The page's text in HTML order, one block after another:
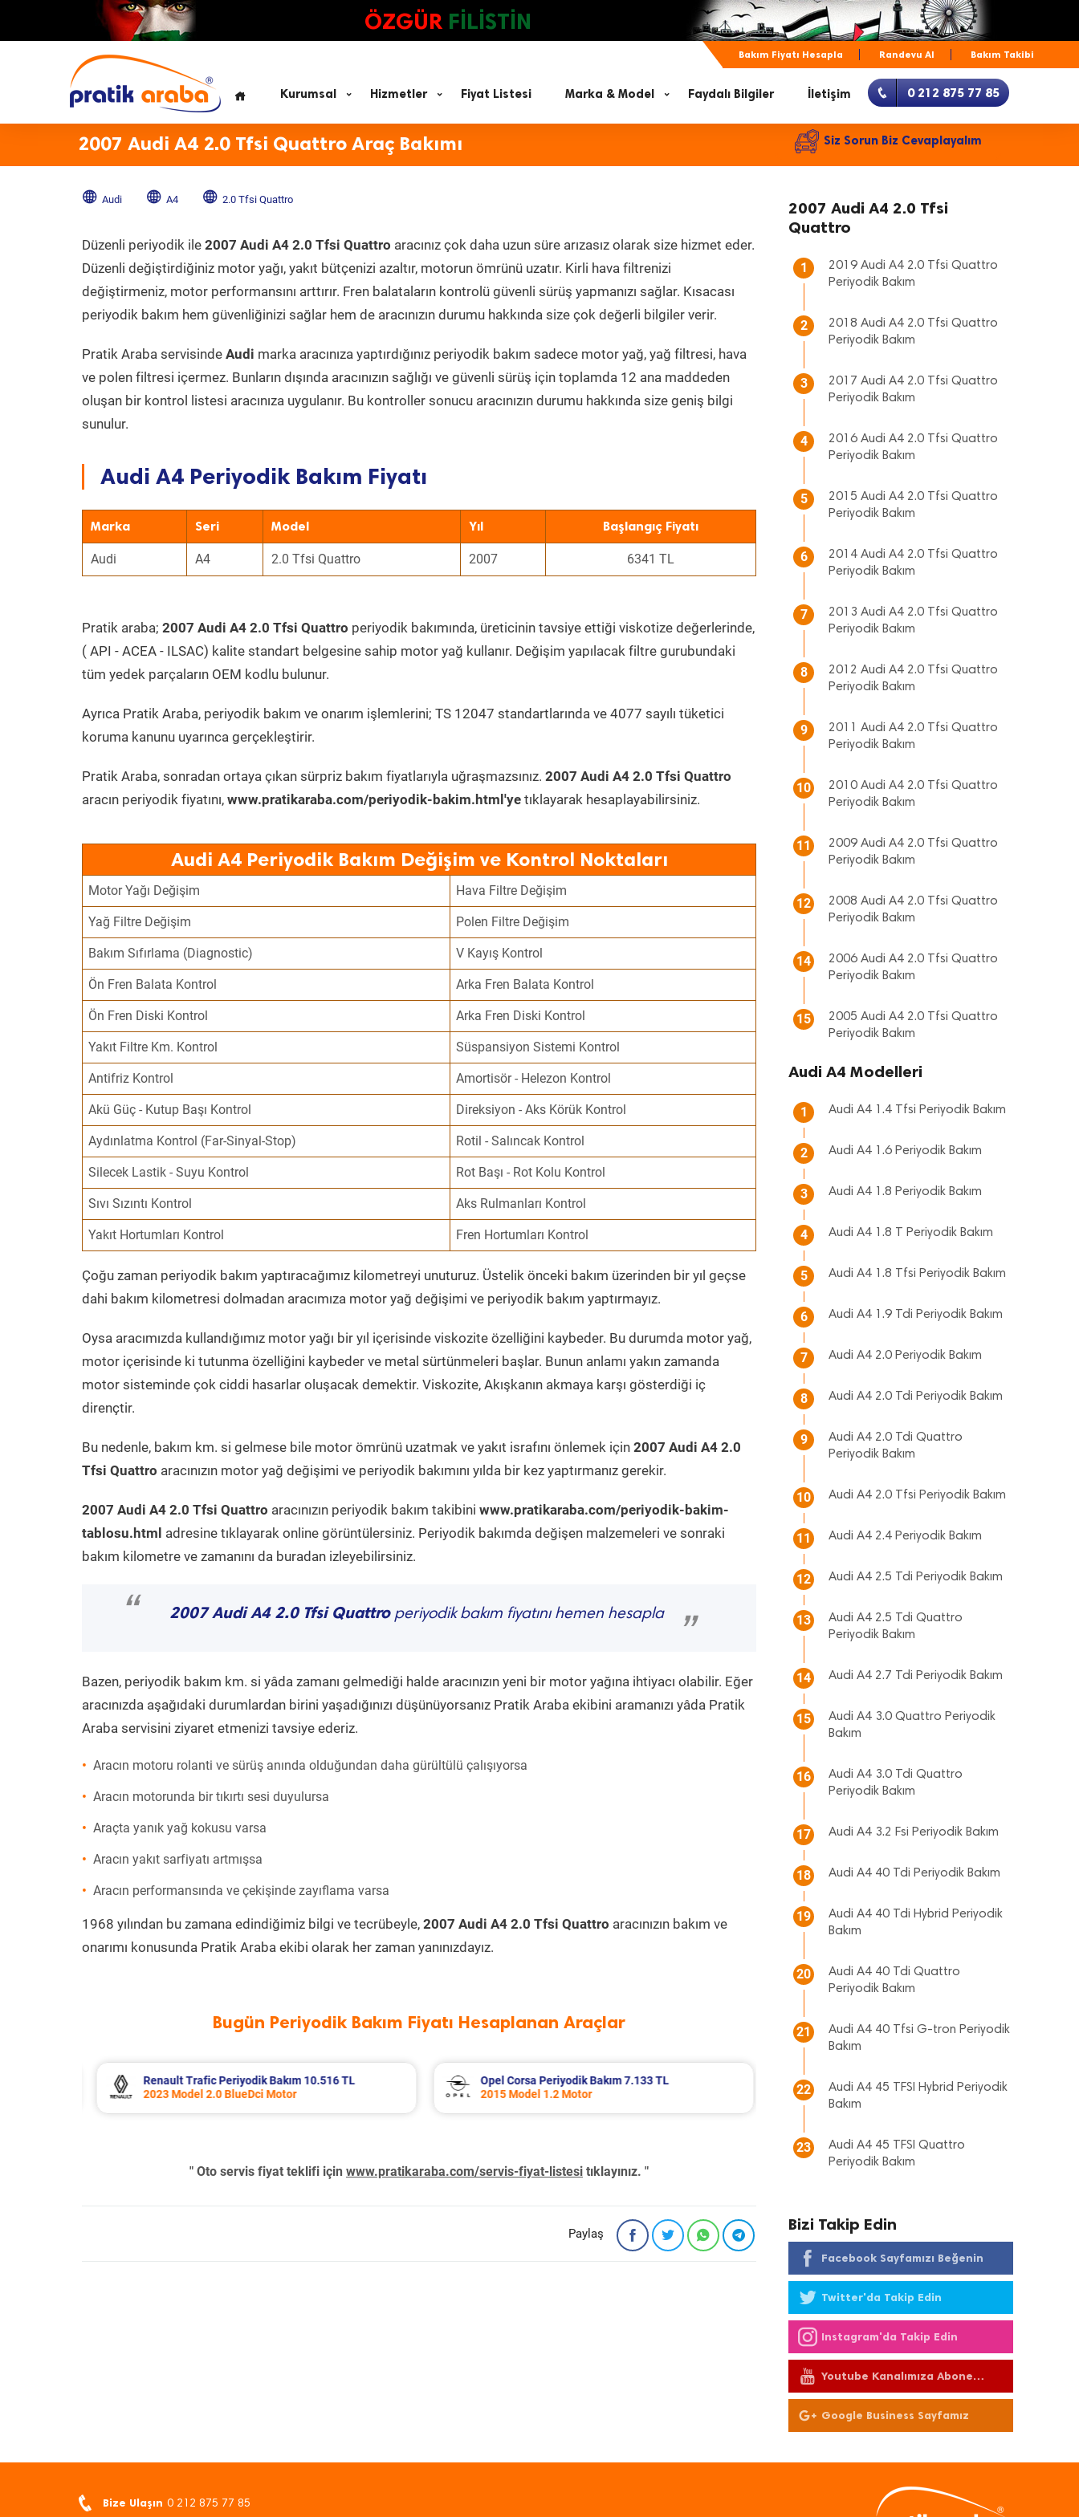
ÖZGÜR FİLİSTİN
Bakım Fiyatı Hesapla Randevu Al Bakım Takibi
Kurumsal Hizmetler Fiyat Listesi Marka & Model Faydalı Bilgiler İletişim 0 212 875 77 85
2007 Audi A4 2.0 Tfsi Quattro Araç Bakımı Siz Sorun Biz Cevaplayalım
Audi A4 2.0 Tfsi Quattro
Düzenli periyodik ile 2007 Audi A4 2.0 Tfsi Quattro aracınız çok daha uzun süre arızasız olarak size hizmet eder.
Düzenli değiştirdiğiniz motor yağı, yakıt bütçenizi azaltır, motorun ömrünü uzatır. Kirli hava filtrenizi
değiştirmeniz, motor performansını arttırır. Fren balataların kontrolü güvenli sürüş yapmanızı sağlar. Kısacası
periyodik bakım hem güvenliğinizi sağlar hem de aracınızın durumu hakkında size çok değerli bilgiler verir.
Pratik Araba servisinde Audi marka aracınıza yaptırdığınız periyodik bakım sadece motor yağ, yağ filtresi, hava
ve polen filtresi içermez. Bunların dışında aracınızın sağlığı ve güvenli sürüş için toplamda 12 ana maddeden
oluşan bir kontrol listesi aracınıza uygulanır. Bu kontroller sonucu aracınızın durumu hakkında size geniş bilgi
sunulur.
Audi A4 Periyodik Bakım Fiyatı
Marka Seri Model Yıl Başlangıç Fiyatı
Audi A4 2.0 Tfsi Quattro 2007 6341 TL
Pratik araba; 2007 Audi A4 2.0 Tfsi Quattro periyodik bakımında, üreticinin tavsiye ettiği viskotize değerlerinde,
( API - ACEA - ILSAC) kalite standart belgesine sahip motor yağ kullanır. Değişim yapılacak filtre gurubundaki
tüm yedek parçaların OEM kodlu bulunur.
Ayrıca Pratik Araba, periyodik bakım ve onarım işlemlerini; TS 12047 standartlarında ve 4077 sayılı tüketici
koruma kanunu uyarınca gerçekleştirir.
Pratik Araba, sonradan ortaya çıkan sürpriz bakım fiyatlarıyla uğraşmazsınız. 2007 Audi A4 2.0 Tfsi Quattro
aracın periyodik fiyatını, www.pratikaraba.com/periyodik-bakim.html'ye tıklayarak hesaplayabilirsiniz.
Audi A4 Periyodik Bakım Değişim ve Kontrol Noktaları
Motor Yağı Değişim Hava Filtre Değişim
Yağ Filtre Değişim Polen Filtre Değişim
Bakım Sıfırlama (Diagnostic) V Kayış Kontrol
Ön Fren Balata Kontrol Arka Fren Balata Kontrol
Ön Fren Diski Kontrol Arka Fren Diski Kontrol
Yakıt Filtre Km. Kontrol Süspansiyon Sistemi Kontrol
Antifriz Kontrol Amortisör - Helezon Kontrol
Akü Güç - Kutup Başı Kontrol Direksiyon - Aks Körük Kontrol
Aydınlatma Kontrol (Far-Sinyal-Stop) Rotil - Salıncak Kontrol
Silecek Lastik - Suyu Kontrol Rot Başı - Rot Kolu Kontrol
Sıvı Sızıntı Kontrol Aks Rulmanları Kontrol
Yakıt Hortumları Kontrol Fren Hortumları Kontrol
Çoğu zaman periyodik bakım yaptıracağımız kilometreyi unuturuz. Üstelik önceki bakım üzerinden bir yıl geçse
dahi bakım kilometresi dolmadan aracımıza motor yağ değişimi ve periyodik bakım yaptırmayız.
Oysa aracımızda kullandığımız motor yağı bir yıl içerisinde viskozite özelliğini kaybeder. Bu durumda motor yağ,
motor içerisinde ki tutunma özelliğini kaybeder ve metal sürtünmeleri başlar. Bunun anlamı yakın zamanda
motor sisteminde çok ciddi hasarlar oluşacak demektir. Viskozite, Akışkanın akmaya karşı gösterdiği iç
dirençtir.
Bu nedenle, bakım km. si gelmese bile motor ömrünü uzatmak ve yakıt israfını önlemek için 2007 Audi A4 2.0
Tfsi Quattro aracınızın motor yağ değişimi ve periyodik bakımını yılda bir kez yaptırmanız gerekir.
2007 Audi A4 2.0 Tfsi Quattro aracınızın periyodik bakım takibini www.pratikaraba.com/periyodik-bakim-
tablosu.html adresine tıklayarak online görüntülersiniz. Periyodik bakımda değişen malzemeleri ve sonraki
bakım kilometre ve zamanını da buradan izleyebilirsiniz.
“ 2007 Audi A4 2.0 Tfsi Quattroperiyodik bakım fiyatını hemen hesapla
”
Bazen, periyodik bakım km. si yâda zamanı gelmediği halde aracınızın yeni bir motor yağına ihtiyacı olabilir. Eğer
aracınızda aşağıdaki durumlardan birini yaşadığınızı düşünüyorsanız Pratik Araba ekibini aramanızı yâda Pratik
Araba servisini ziyaret etmenizi tavsiye ederiz.
Aracın motoru rolanti ve sürüş anında olduğundan daha gürültülü çalışıyorsa
Aracın motorunda bir tıkırtı sesi duyulursa
Araçta yanık yağ kokusu varsa
Aracın yakıt sarfiyatı artmışsa
Aracın performansında ve çekişinde zayıflama varsa
1968 yılından bu zamana edindiğimiz bilgi ve tecrübeyle, 2007 Audi A4 2.0 Tfsi Quattro aracınızın bakım ve
onarımı konusunda Pratik Araba ekibi olarak her zaman yanınızdayız.
Bugün Periyodik Bakım Fiyatı Hesaplanan Araçlar
Opel Corsa Periyodik Bakım 7.133 TL
2015 Model 1.2 Motor
Seat Leon Periyodik Bakım 7.335 TL
2016 Model 1.2 Tsi Motor
Volkswagen Passat Periyodik Bakım 11.253 TL
2021 Model 1.5 Tsi Motor
" Oto servis fiyat teklifi için www.pratikaraba.com/servis-fiyat-listesi tıklayınız. "
Paylaş
2007 Audi A4 2.0 Tfsi
Quattro
1
2019 Audi A4 2.0 Tfsi Quattro
Periyodik Bakım
2
2018 Audi A4 2.0 Tfsi Quattro
Periyodik Bakım
3
2017 Audi A4 2.0 Tfsi Quattro
Periyodik Bakım
4
2016 Audi A4 2.0 Tfsi Quattro
Periyodik Bakım
5
2015 Audi A4 2.0 Tfsi Quattro
Periyodik Bakım
6
2014 Audi A4 2.0 Tfsi Quattro
Periyodik Bakım
7
2013 Audi A4 2.0 Tfsi Quattro
Periyodik Bakım
8
2012 Audi A4 2.0 Tfsi Quattro
Periyodik Bakım
9
2011 Audi A4 2.0 Tfsi Quattro
Periyodik Bakım
10
2010 Audi A4 2.0 Tfsi Quattro
Periyodik Bakım
11
2009 Audi A4 2.0 Tfsi Quattro
Periyodik Bakım
12
2008 Audi A4 2.0 Tfsi Quattro
Periyodik Bakım
14
2006 Audi A4 2.0 Tfsi Quattro
Periyodik Bakım
15
2005 Audi A4 2.0 Tfsi Quattro
Periyodik Bakım
Audi A4 Modelleri
1 Audi A4 1.4 Tfsi Periyodik Bakım
2 Audi A4 1.6 Periyodik Bakım
3 Audi A4 1.8 Periyodik Bakım
4 Audi A4 1.8 T Periyodik Bakım
5 Audi A4 1.8 Tfsi Periyodik Bakım
6 Audi A4 1.9 Tdi Periyodik Bakım
7 Audi A4 2.0 Periyodik Bakım
8 Audi A4 2.0 Tdi Periyodik Bakım
9
Audi A4 2.0 Tdi Quattro
Periyodik Bakım
10 Audi A4 2.0 Tfsi Periyodik Bakım
11 Audi A4 2.4 Periyodik Bakım
12 Audi A4 2.5 Tdi Periyodik Bakım
13
Audi A4 2.5 Tdi Quattro
Periyodik Bakım
14 Audi A4 2.7 Tdi Periyodik Bakım
15
Audi A4 3.0 Quattro Periyodik
Bakım
16
Audi A4 3.0 Tdi Quattro
Periyodik Bakım
17 Audi A4 3.2 Fsi Periyodik Bakım
18 Audi A4 40 Tdi Periyodik Bakım
19
Audi A4 40 Tdi Hybrid Periyodik
Bakım
20
Audi A4 40 Tdi Quattro
Periyodik Bakım
21
Audi A4 40 Tfsi G-tron Periyodik
Bakım
22
Audi A4 45 TFSI Hybrid Periyodik
Bakım
23
Audi A4 45 TFSI Quattro
Periyodik Bakım
Bizi Takip Edin
Facebook Sayfamızı Beğenin
Twitter'da Takip Edin
Instagram'da Takip Edin
Youtube Kanalımıza Abone
Olun
Google Business Sayfamız
Bize Ulaşın 0 212 875 77 85